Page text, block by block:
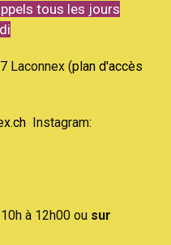
tous les jours
Laconnex (plan d'accès
Instagram:
à 12h00 ou sur